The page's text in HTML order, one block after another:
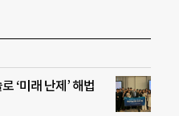
‘미래 난제’ 해법